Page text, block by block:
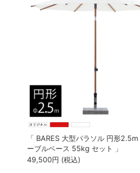
「 BARES 大型パラソル 円形
ーブルベース 55kg セット 」
49,500円 (税込)